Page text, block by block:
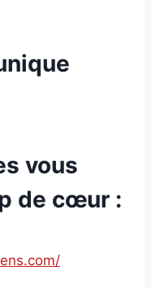
vous
de cœur :